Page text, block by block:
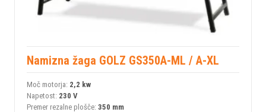
Namizna žaga GOLZ GS350A-ML / A-XL
Moč motorja: 2,2 kw
Napetost: 230 V
Premer rezalne plošče: 350 mm